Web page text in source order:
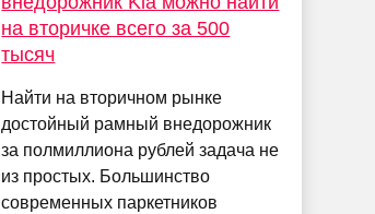
на вторичке всего за 500
тысяч
Найти на вторичном рынке
достойный рамный внедорожник
за полмиллиона рублей задача не
из простых. Большинство
современных паркетников